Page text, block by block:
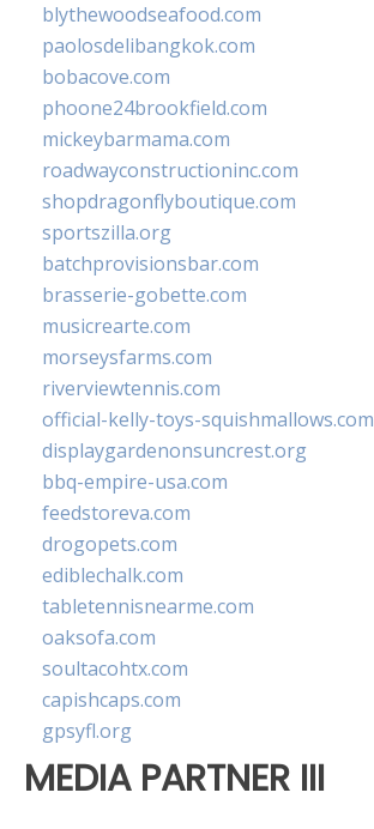
blythewoodseafood.com
paolosdelibangkok.com
bobacove.com
phoone24brookfield.com
mickeybarmama.com
roadwayconstructioninc.com
shopdragonflyboutique.com
sportszilla.org
batchprovisionsbar.com
brasserie-gobette.com
musicrearte.com
morseysfarms.com
riverviewtennis.com
official-kelly-toys-squishmallows.com
displaygardenonsuncrest.org
bbq-empire-usa.com
feedstoreva.com
drogopets.com
ediblechalk.com
tabletennisnearme.com
oaksofa.com
soultacohtx.com
capishcaps.com
gpsyfl.org
MEDIA PARTNER III